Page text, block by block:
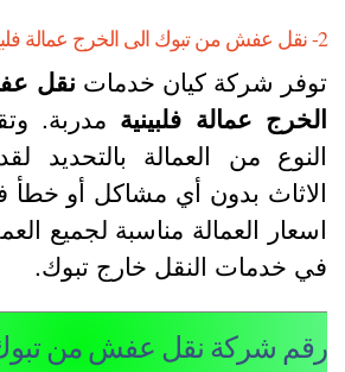
شركة كيان خدماتنقل
عمالة فلبينيةمدربة.
من العمالة بالتحديد
بدون أي مشاكل أو خطأ في
العمالة مناسبة لجميع
خدمات النقل خارج تبوك.
شركة نقل عفش من تبوك